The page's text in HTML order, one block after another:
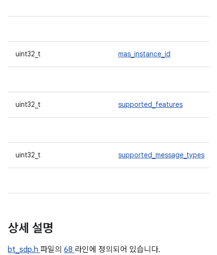
uint32_t mas_instance_id
uint32_t supported_features
uint32_t supported_message_types
상세 설명
bt_sdp.h 파일의 68 라인에 정의되어 있습니다.